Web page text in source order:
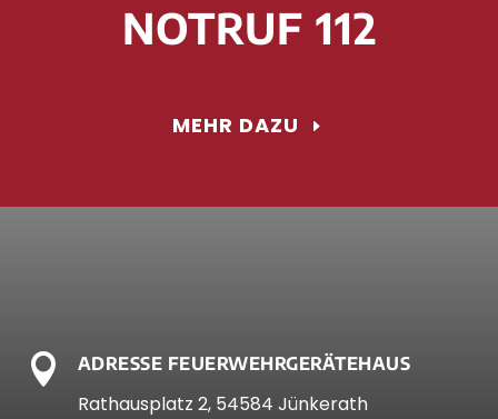
NOTRUF 112
MEHR DAZU
 ADRESSE FEUERWEHRGERÄTEHAUS
Rathausplatz 2, 54584 Jünkerath